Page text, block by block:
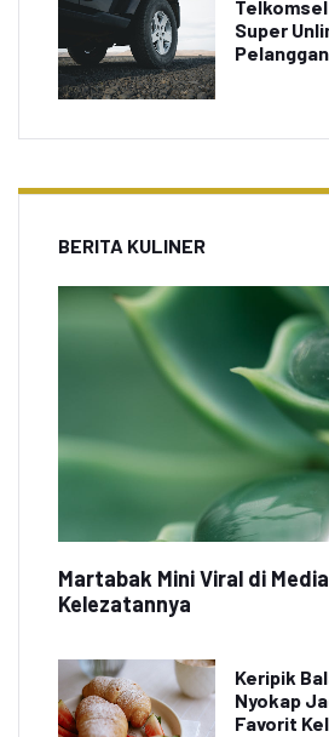
Super
BERITA KULINER
Martabak Mini Viral di
Kelezatannya
Keripik
Nyokap
Favorit